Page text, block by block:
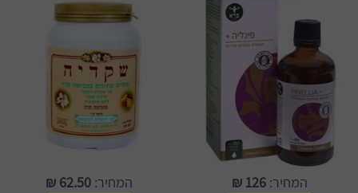
המחיר: 126
₪ המחיר: 62.50
₪